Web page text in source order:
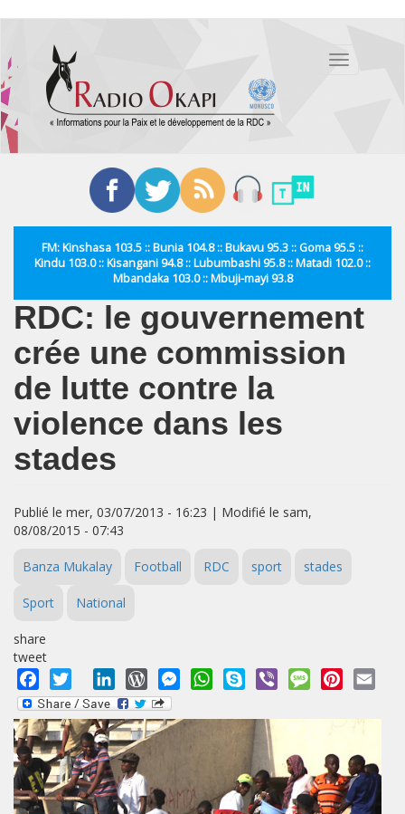
contenu
principal
Toggle
FM: Kinshasa 103.5 :: Bunia 104.8 :: Bukavu 95.3 :: Goma 95.5 ::
Kindu 103.0 :: Kisangani 94.8 :: Lubumbashi 95.8 :: Matadi 102.0 ::
Mbandaka 103.0 :: Mbuji-mayi 93.8
RDC: le gouvernement
crée une commission
de lutte contre la
violence dans les
stades
Publié le mer, 03/07/2013 - 16:23 | Modifié le sam,
08/08/2015 - 07:43
Banza Mukalay Football RDC sport stades
Sport National
share
tweet
Facebook
Twitter LinkedInWordPressMessengerWhatsApp
Skype Viber MessagePinterest